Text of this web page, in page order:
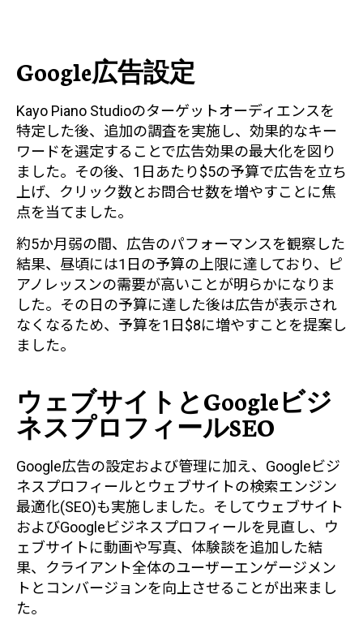
Google広告設定
Kayo Piano Studioのターゲットオーディエンスを
特定した後、追加の調査を実施し、効果的なキー
ワードを選定することで広告効果の最大化を図り
ました。その後、1日あたり$5の予算で広告を立ち
上げ、クリック数とお問合せ数を増やすことに焦
点を当てました。
約5か月弱の間、広告のパフォーマンスを観察した
結果、昼頃には1日の予算の上限に達しており、ピ
アノレッスンの需要が高いことが明らかになりま
した。その日の予算に達した後は広告が表示され
なくなるため、予算を1日$8に増やすことを提案し
ました。
ウェブサイトとGoogleビジ
ネスプロフィールSEO
Google広告の設定および管理に加え、Googleビジ
ネスプロフィールとウェブサイトの検索エンジン
最適化(SEO)も実施しました。そしてウェブサイト
およびGoogleビジネスプロフィールを見直し、ウ
ェブサイトに動画や写真、体験談を追加した結
果、クライアント全体のユーザーエンゲージメン
トとコンバージョンを向上させることが出来まし
た。